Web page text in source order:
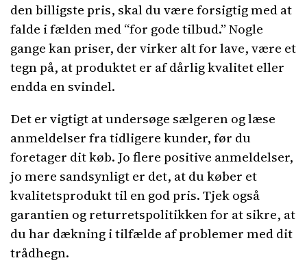
den billigste pris, skal du være forsigtig med at
falde i fælden med “for gode tilbud.” Nogle
gange kan priser, der virker alt for lave, være et
tegn på, at produktet er af dårlig kvalitet eller
endda en svindel.
Det er vigtigt at undersøge sælgeren og læse
anmeldelser fra tidligere kunder, før du
foretager dit køb. Jo flere positive anmeldelser,
jo mere sandsynligt er det, at du køber et
kvalitetsprodukt til en god pris. Tjek også
garantien og returretspolitikken for at sikre, at
du har dækning i tilfælde af problemer med dit
trådhegn.